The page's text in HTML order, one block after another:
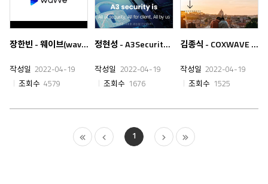
장한빈 - 웨이브(wavve) - 백엔드 개발자
작성일 2022-04-19
조회수 4579
정현성 - A3Security - 보안컨설턴트
작성일 2022-04-19
조회수 1676
김종식 - COXWAVE - 웹개발자 - 인공지능 이미지 관리 서비스 Hama
작성일 2022-04-19
조회수 1525
1